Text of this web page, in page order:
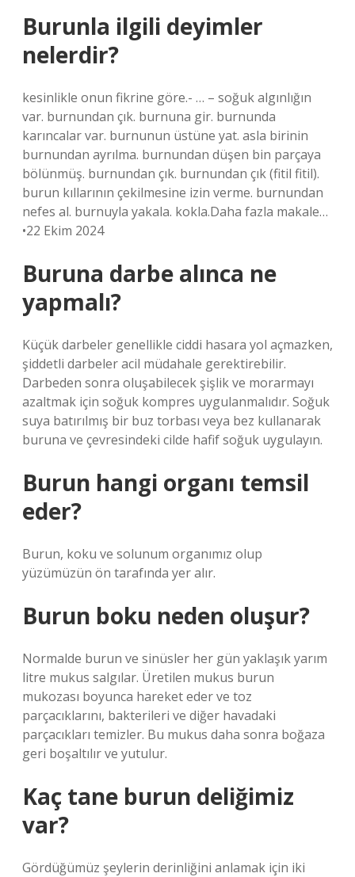
Burunla ilgili deyimler
nelerdir?
kesinlikle onun fikrine göre.- … – soğuk algınlığın
var. burnundan çık. burnuna gir. burnunda
karıncalar var. burnunun üstüne yat. asla birinin
burnundan ayrılma. burnundan düşen bin parçaya
bölünmüş. burnundan çık. burnundan çık (fitil fitil).
burun kıllarının çekilmesine izin verme. burnundan
nefes al. burnuyla yakala. kokla.Daha fazla makale…
•22 Ekim 2024
Buruna darbe alınca ne
yapmalı?
Küçük darbeler genellikle ciddi hasara yol açmazken,
şiddetli darbeler acil müdahale gerektirebilir.
Darbeden sonra oluşabilecek şişlik ve morarmayı
azaltmak için soğuk kompres uygulanmalıdır. Soğuk
suya batırılmış bir buz torbası veya bez kullanarak
buruna ve çevresindeki cilde hafif soğuk uygulayın.
Burun hangi organı temsil
eder?
Burun, koku ve solunum organımız olup
yüzümüzün ön tarafında yer alır.
Burun boku neden oluşur?
Normalde burun ve sinüsler her gün yaklaşık yarım
litre mukus salgılar. Üretilen mukus burun
mukozası boyunca hareket eder ve toz
parçacıklarını, bakterileri ve diğer havadaki
parçacıkları temizler. Bu mukus daha sonra boğaza
geri boşaltılır ve yutulur.
Kaç tane burun deliğimiz
var?
Gördüğümüz şeylerin derinliğini anlamak için iki